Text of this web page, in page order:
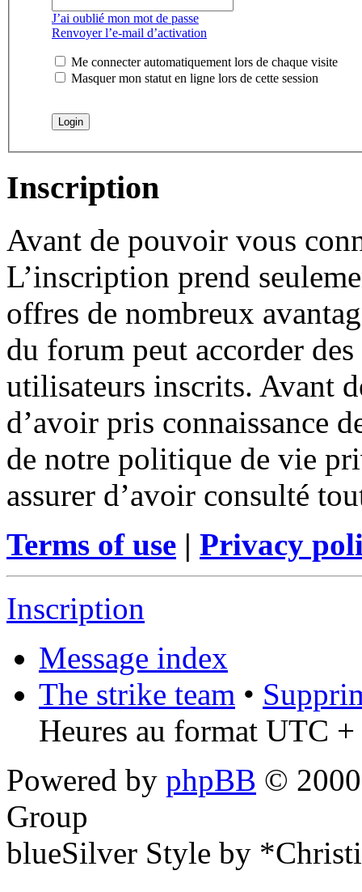
J’ai oublié mon mot de passe
Renvoyer l’e-mail d’activation
Me connecter automatiquement lors de chaque visite
Masquer mon statut en ligne lors de cette session
Inscription
Avant de pouvoir vous
L’inscription prend
offres de nombreux
du forum peut accorder
utilisateurs inscrits. Avant
d’avoir pris connaissance
de notre politique de vie
assurer d’avoir consulté
Terms of use | Privacy
Inscription
Message index
The strike team •
Heures au format UTC
Powered by phpBB ©
Group
blueSilver Style by